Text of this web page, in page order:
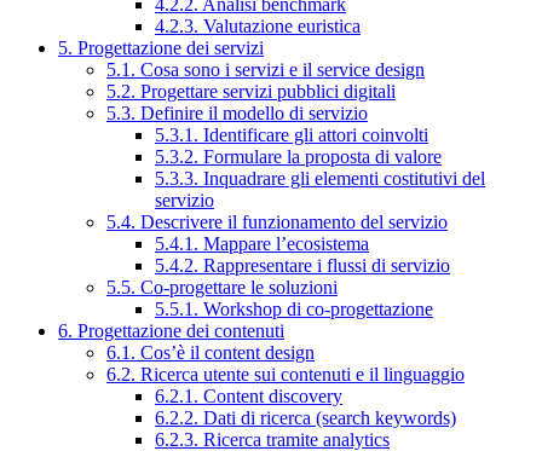
4.2.2. Analisi benchmark
4.2.3. Valutazione euristica
5. Progettazione dei servizi
5.1. Cosa sono i servizi e il service design
5.2. Progettare servizi pubblici digitali
5.3. Definire il modello di servizio
5.3.1. Identificare gli attori coinvolti
5.3.2. Formulare la proposta di valore
5.3.3. Inquadrare gli elementi costitutivi del
servizio
5.4. Descrivere il funzionamento del servizio
5.4.1. Mappare l’ecosistema
5.4.2. Rappresentare i flussi di servizio
5.5. Co-progettare le soluzioni
5.5.1. Workshop di co-progettazione
6. Progettazione dei contenuti
6.1. Cos’è il content design
6.2. Ricerca utente sui contenuti e il linguaggio
6.2.1. Content discovery
6.2.2. Dati di ricerca (search keywords)
6.2.3. Ricerca tramite analytics